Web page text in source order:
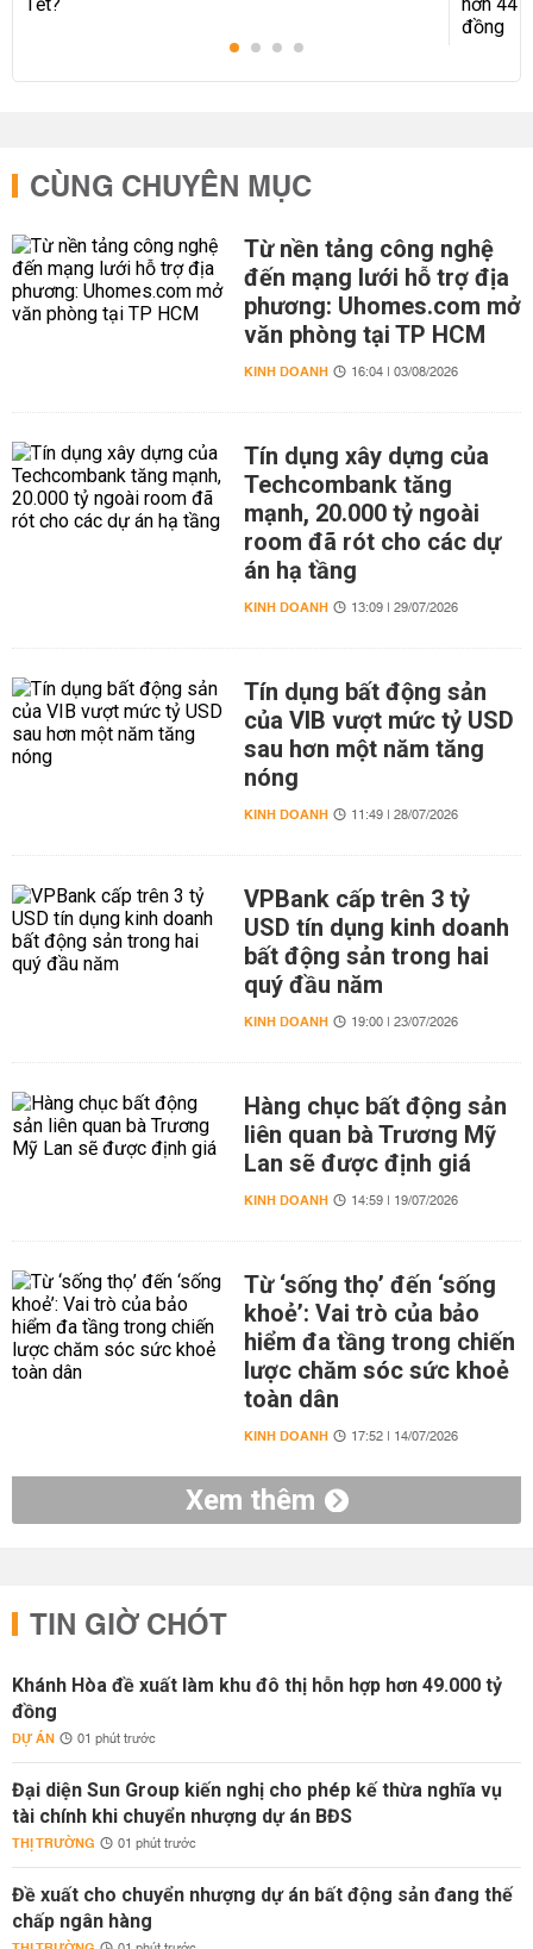
CÙNG CHUYÊN MỤC
Từ nền tảng công nghệ
đến mạng lưới hỗ trợ địa
phương: Uhomes.com mở
văn phòng tại TP HCM
KINH DOANH 16:04 | 03/08/2026
Tín dụng xây dựng của
Techcombank tăng
mạnh, 20.000 tỷ ngoài
room đã rót cho các dự
án hạ tầng
KINH DOANH 13:09 | 29/07/2026
Tín dụng bất động sản
của VIB vượt mức tỷ USD
sau hơn một năm tăng
nóng
KINH DOANH 11:49 | 28/07/2026
VPBank cấp trên 3 tỷ
USD tín dụng kinh doanh
bất động sản trong hai
quý đầu năm
KINH DOANH 19:00 | 23/07/2026
Hàng chục bất động sản
liên quan bà Trương Mỹ
Lan sẽ được định giá
KINH DOANH 14:59 | 19/07/2026
Từ ‘sống thọ’ đến ‘sống
khoẻ’: Vai trò của bảo
hiểm đa tầng trong chiến
lược chăm sóc sức khoẻ
toàn dân
KINH DOANH 17:52 | 14/07/2026
Xem thêm
TIN GIỜ CHÓT
Khánh Hòa đề xuất làm khu đô thị hỗn hợp hơn 49.000 tỷ
đồng
DỰ ÁN 01 phút trước
Đại diện Sun Group kiến nghị cho phép kế thừa nghĩa vụ
tài chính khi chuyển nhượng dự án BĐS
THỊ TRƯỜNG 01 phút trước
Đề xuất cho chuyển nhượng dự án bất động sản đang thế
chấp ngân hàng